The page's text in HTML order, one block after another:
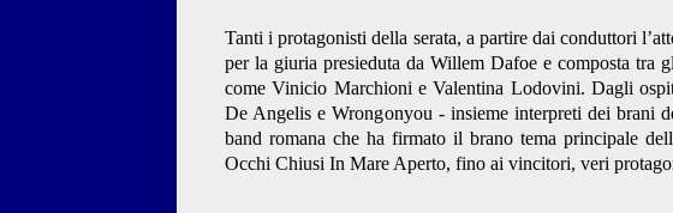
Tanti i protagonisti della serata, a partire dai conduttori
per la giuria presieduta da Willem Dafoe e composta tra
come Vinicio Marchioni e Valentina Lodovini. Dagli
De Angelis e Wrongonyou - insieme interpreti dei brani
band romana che ha firmato il brano tema principale
Occhi Chiusi In Mare Aperto, fino ai vincitori, veri